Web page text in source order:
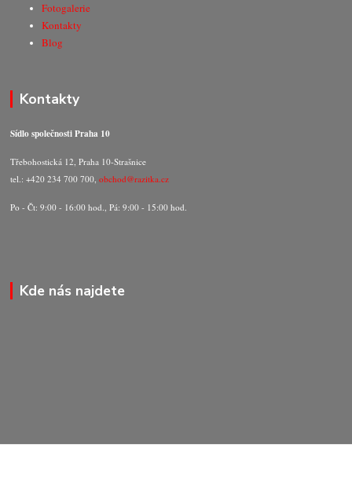
Fotogalerie
Kontakty
Blog
Kontakty
Sídlo společnosti Praha 10
Třebohostická 12, Praha 10-Strašnice
tel.: +420 234 700 700,obchod@razitka.cz
Po - Čt: 9:00 - 16:00 hod., Pá: 9:00 - 15:00 hod.
Kde nás najdete